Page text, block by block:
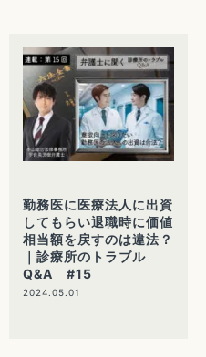
勤務医に医療法人に出資
してもらい退職時に価値
相当額を戻すのは違法？
｜診療所のトラブル
Q&A #15
2024.05.01